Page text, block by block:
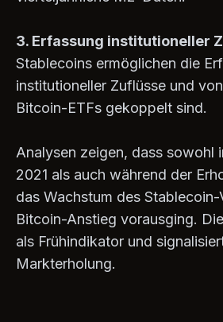
3. Erfassung institutioneller
Stablecoins ermöglichen die
institutioneller Zuflüsse und
Bitcoin-ETFs gekoppelt sind.
Analysen zeigen, dass sowohl
2021 als auch während der
das Wachstum des Stablecoin-
Bitcoin-Anstieg vorausging.
als Frühindikator und
Markterholung.